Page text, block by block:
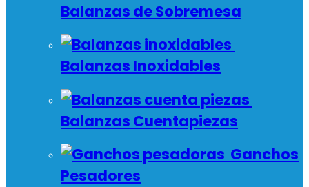
Balanzas de Sobremesa
Balanzas Inoxidables
Balanzas Cuentapiezas
Ganchos
Pesadores